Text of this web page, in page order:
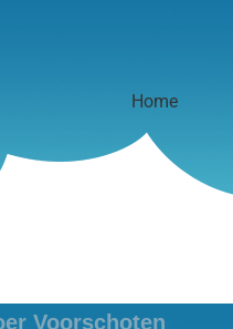
Home
Voorschoten